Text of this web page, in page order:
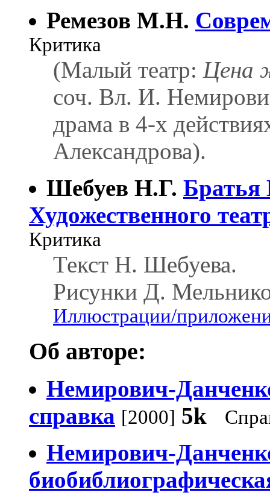
Ремезов М.Н.
Критика
(Малый театр: Цена
соч. Вл. И.
драма в 4-х
Александрова).
Шебуев Н.Г. Братья
Художественного
Критика
Текст Н. Шебуева.
Рисунки Д.
Иллюстрации/
Об авторе:
Немирович-
справка [2000] 5k
Немирович-